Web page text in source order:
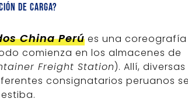
de carga?
China Perú es una
comienza en los almacenes de
Freight Station). Allí,
consignatarios peruanos